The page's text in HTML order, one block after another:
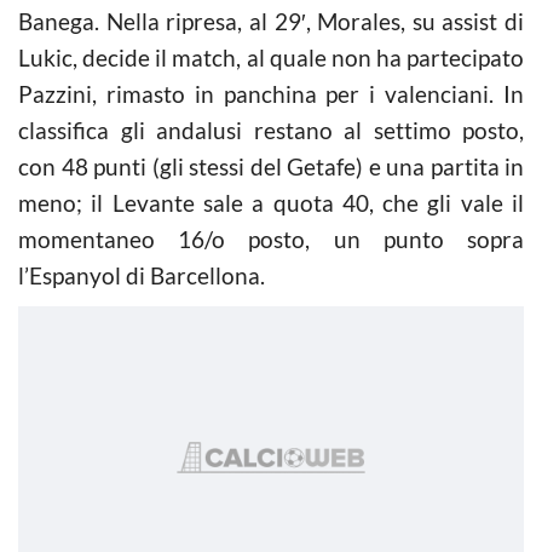
Banega. Nella ripresa, al 29′, Morales, su assist di
Lukic, decide il match, al quale non ha partecipato
Pazzini, rimasto in panchina per i valenciani. In
classifica gli andalusi restano al settimo posto,
con 48 punti (gli stessi del Getafe) e una partita in
meno; il Levante sale a quota 40, che gli vale il
momentaneo 16/o posto, un punto sopra
l’Espanyol di Barcellona.